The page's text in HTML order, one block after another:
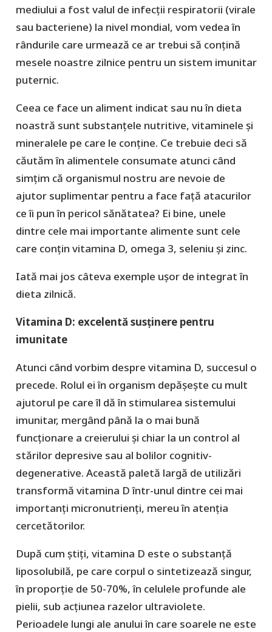
mediului a fost valul de infecții respiratorii (virale
sau bacteriene) la nivel mondial, vom vedea în
rândurile care urmează ce ar trebui să conțină
mesele noastre zilnice pentru un sistem imunitar
puternic.
Ceea ce face un aliment indicat sau nu în dieta
noastră sunt substanțele nutritive, vitaminele și
mineralele pe care le conține. Ce trebuie deci să
căutăm în alimentele consumate atunci când
simțim că organismul nostru are nevoie de
ajutor suplimentar pentru a face față atacurilor
ce îi pun în pericol sănătatea? Ei bine, unele
dintre cele mai importante alimente sunt cele
care conțin vitamina D, omega 3, seleniu și zinc.
Iată mai jos câteva exemple ușor de integrat în
dieta zilnică.
Vitamina D: excelentă susținere pentru
imunitate
Atunci când vorbim despre vitamina D, succesul o
precede. Rolul ei în organism depășește cu mult
ajutorul pe care îl dă în stimularea sistemului
imunitar, mergând până la o mai bună
funcționare a creierului și chiar la un control al
stărilor depresive sau al bolilor cognitiv-
degenerative. Această paletă largă de utilizări
transformă vitamina D într-unul dintre cei mai
importanți micronutrienți, mereu în atenția
cercetătorilor.
După cum știți, vitamina D este o substanță
liposolubilă, pe care corpul o sintetizează singur,
în proporție de 50-70%, în celulele profunde ale
pielii, sub acțiunea razelor ultraviolete.
Perioadele lungi ale anului în care soarele ne este